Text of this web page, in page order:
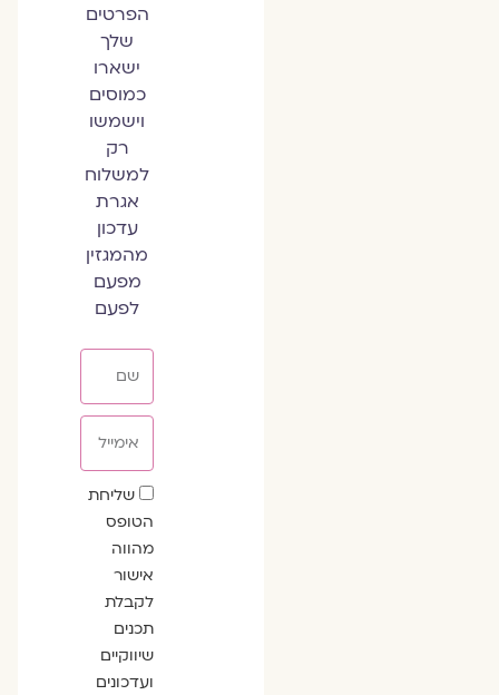
הפרטים
שלך
ישארו
כמוסים
וישמשו
רק
למשלוח
אגרת
עדכון
מהמגזין
מפעם
לפעם
שדה
הסכמה
שליחת
הטופס
מהווה
אישור
לקבלת
תכנים
שיווקיים
ועדכונים